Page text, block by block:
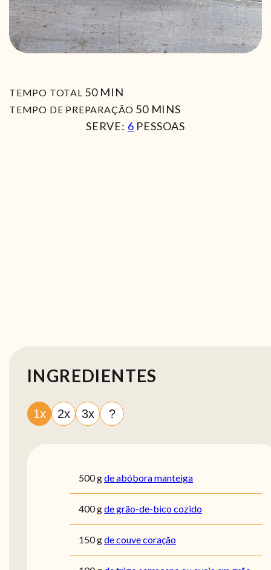
TEMPO TOTAL 50MIN
MIN
TEMPO DE PREPARAÇÃO 50MIN
MINS
SERVE: 6 PESSOAS
INGREDIENTES
1x 2x 3x ?
500gde abóbora manteiga
400gde grão-de-bico cozido
150gde couve coração